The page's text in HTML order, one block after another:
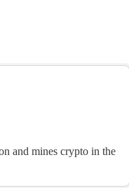
and mines crypto in the